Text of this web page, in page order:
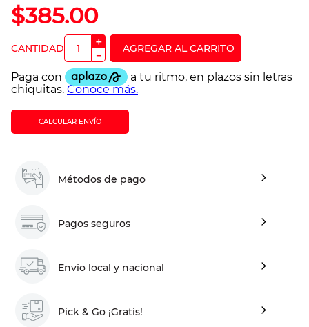
$385.00
＋
－
CALCULAR ENVÍO
Métodos de pago
Pagos seguros
Envío local y nacional
Pick & Go ¡Gratis!